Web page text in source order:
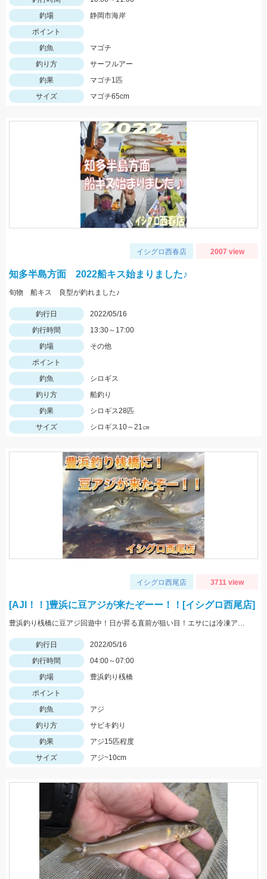
釣場
静岡市海岸
ポイント
釣魚
マゴチ
釣り方
サーフルアー
釣果
マゴチ1匹
サイズ
マゴチ65cm
イシグロ西春店 2007 view
知多半島方面 2022船キス始まりました♪
旬物 船キス 良型が釣れました♪
釣行日
2022/05/16
釣行時間
13:30～17:00
釣場
その他
ポイント
釣魚
シロギス
釣り方
船釣り
釣果
シロギス28匹
サイズ
シロギス10～21㎝
イシグロ西尾店 3711 view
[AJI！！]豊浜に豆アジが来たぞーー！！[イシグロ西尾店]
豊浜釣り桟橋に豆アジ回遊中！日が昇る直前が狙い目！エサには冷凍アミエビ＆王道アジを使用しました！
釣行日
2022/05/16
釣行時間
04:00～07:00
釣場
豊浜釣り桟橋
ポイント
釣魚
アジ
釣り方
サビキ釣り
釣果
アジ15匹程度
サイズ
アジ~10cm